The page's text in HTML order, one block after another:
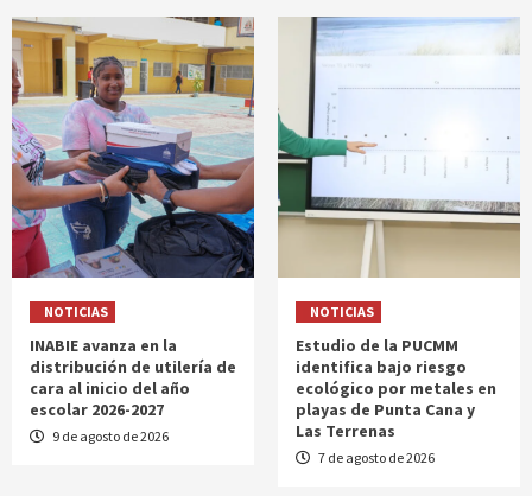
NOTICIAS
INABIE avanza en la
distribución de utilería de
cara al inicio del año
escolar 2026-2027
9 de agosto de 2026
NOTICIAS
Estudio de la PUCMM
identifica bajo riesgo
ecológico por metales en
playas de Punta Cana y
Las Terrenas
7 de agosto de 2026